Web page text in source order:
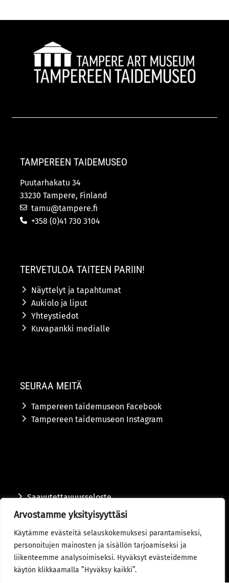
Arvostamme yksityisyyttäsi
Käytämme evästeitä selauskokemuksesi parantamiseksi,
personoitujen mainosten ja sisällön tarjoamiseksi ja
liikenteemme analysoimiseksi. Hyväksyt evästeidemme
käytön klikkaamalla ”Hyväksy kaikki”.
TAMPEREEN TAIDEMUSEO
Puutarhakatu 34
33230 Tampere, Finland
tamu@tampere.fi
+358 (0)41 730 3104
TERVETULOA TAITEEN PARIIN!
Näyttelyt ja tapahtumat
Aukiolo ja liput
Yhteystiedot
Kuvapankki medialle
SEURAA MEITÄ
Tampereen taidemuseon Facebook
Tampereen taidemuseon Instagram
Saavutettavuusseloste
Tietosuojaseloste
© 2024 Tampereen kaupunki